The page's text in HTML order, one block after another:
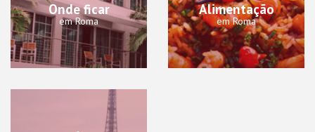
Onde ficar
em Roma
Alimentação
em Roma